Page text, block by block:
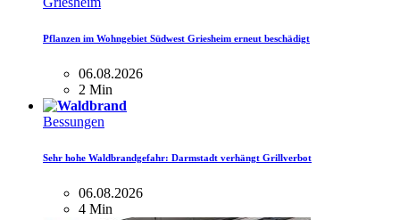
Pflanzen im Wohngebiet Südwest Griesheim erneut beschädigt
06.08.2026
2 Min
Bessungen
Sehr hohe Waldbrandgefahr: Darmstadt verhängt Grillverbot
06.08.2026
4 Min